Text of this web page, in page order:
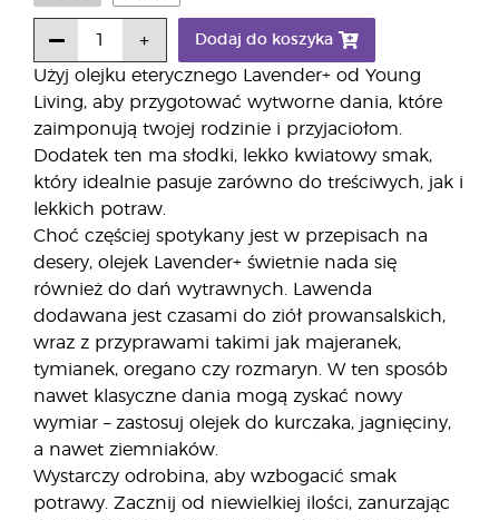
Użyj olejku eterycznego Lavender+ od Young
Living, aby przygotować wytworne dania, które
zaimponują twojej rodzinie i przyjaciołom.
Dodatek ten ma słodki, lekko kwiatowy smak,
który idealnie pasuje zarówno do treściwych, jak i
lekkich potraw.
Choć częściej spotykany jest w przepisach na
desery, olejek Lavender+ świetnie nada się
również do dań wytrawnych. Lawenda
dodawana jest czasami do ziół prowansalskich,
wraz z przyprawami takimi jak majeranek,
tymianek, oregano czy rozmaryn. W ten sposób
nawet klasyczne dania mogą zyskać nowy
wymiar – zastosuj olejek do kurczaka, jagnięciny,
a nawet ziemniaków.
Wystarczy odrobina, aby wzbogacić smak
potrawy. Zacznij od niewielkiej ilości, zanurzając
Dodaj do koszyka